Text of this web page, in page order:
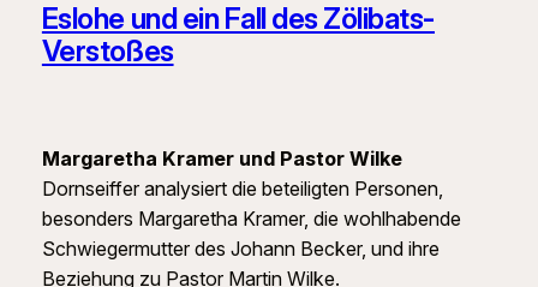
Eslohe und ein Fall des Zölibats-
Verstoßes
Margaretha Kramer und Pastor Wilke
Dornseiffer analysiert die beteiligten Personen,
besonders Margaretha Kramer, die wohlhabende
Schwiegermutter des Johann Becker, und ihre
Beziehung zu Pastor Martin Wilke.